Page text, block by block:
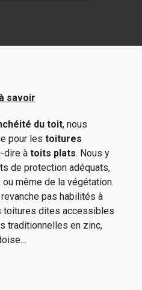
savoir
du toit, nous
pour les toitures
dire à toits plats. Nous y
de protection adéquats,
même de la végétation.
pas habilités à
toitures dites accessibles
traditionnelles en zinc,